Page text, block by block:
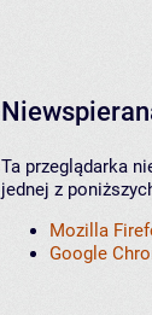
Ta przeglądarka
jednej z
Mozilla
Google